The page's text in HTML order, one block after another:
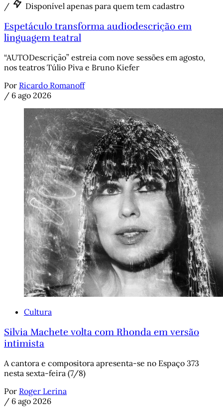
/ Disponível apenas para quem tem cadastro
Espetáculo transforma audiodescrição em
linguagem teatral
“AUTODescrição” estreia com nove sessões em agosto,
nos teatros Túlio Piva e Bruno Kiefer
Por Ricardo Romanoff
/ 6 ago 2026
Cultura
Silvia Machete volta com Rhonda em versão
intimista
A cantora e compositora apresenta-se no Espaço 373
nesta sexta-feira (7/8)
Por Roger Lerina
/ 6 ago 2026